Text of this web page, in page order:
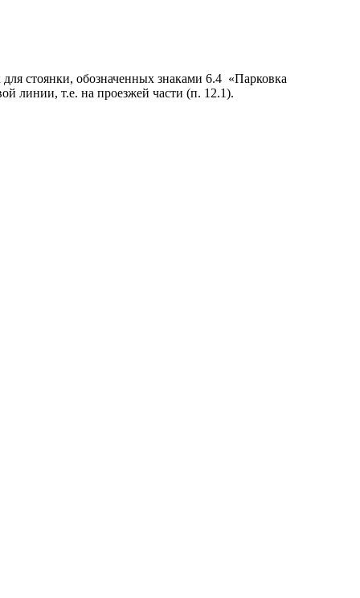
стоянки, обозначенных знаками 6.4 «Парковка
линии, т.е. на проезжей части (п. 12.1).